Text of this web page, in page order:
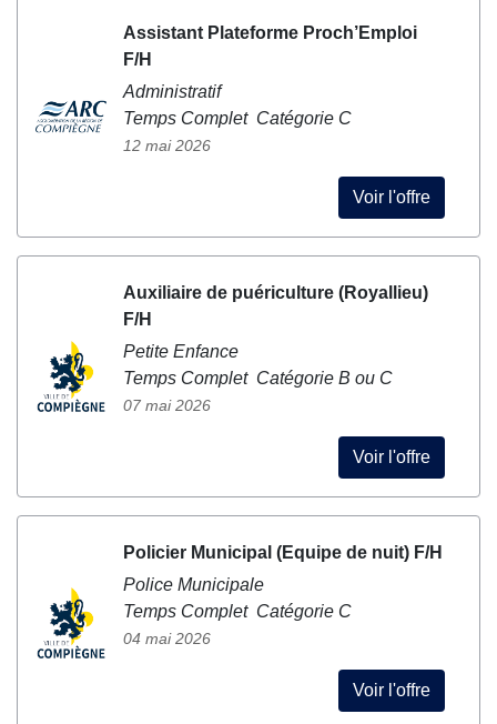
Assistant Plateforme Proch’Emploi
F/H
Administratif
Temps Complet Catégorie C
12 mai 2026
Voir l'offre
Auxiliaire de puériculture (Royallieu)
F/H
Petite Enfance
Temps Complet Catégorie B ou C
07 mai 2026
Voir l'offre
Policier Municipal (Equipe de nuit) F/H
Police Municipale
Temps Complet Catégorie C
04 mai 2026
Voir l'offre